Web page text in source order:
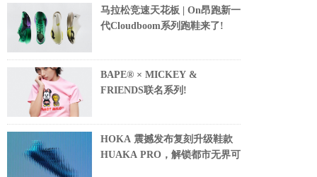
马拉松竞速天花板 | On昂跑新一
代Cloudboom系列跑鞋来了!
BAPE® × MICKEY &
FRIENDS联名系列!
HOKA 震撼发布复刻升级鞋款
HUAKA PRO，解锁都市无界可